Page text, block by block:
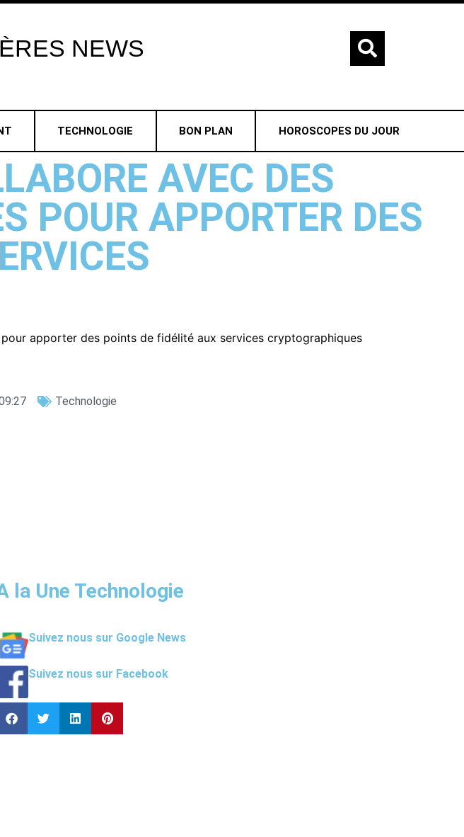
NEWS
TECHNOLOGIE BON PLAN HOROSCOPES DU JOUR
AVEC DES
POUR APPORTER DES
apporter des points de fidélité aux services cryptographiques
Technologie
la Une Technologie
Suivez nous sur Google News
Suivez nous sur Facebook